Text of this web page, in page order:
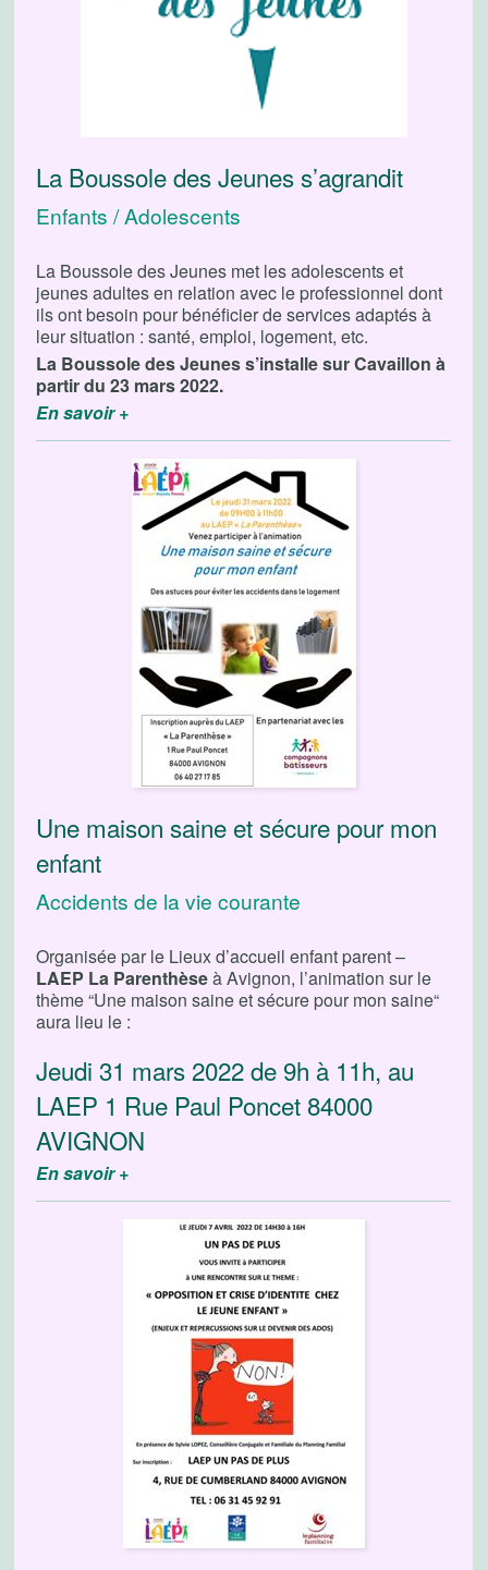
La Boussole des Jeunes s’agrandit
Enfants / Adolescents
La Boussole des Jeunes met les adolescents et
jeunes adultes en relation avec le professionnel dont
ils ont besoin pour bénéficier de services adaptés à
leur situation : santé, emploi, logement, etc.
La Boussole des Jeunes s’installe sur Cavaillon à
partir du 23 mars 2022.
En savoir +
Une maison saine et sécure pour mon
enfant
Accidents de la vie courante
Organisée par le Lieux d’accueil enfant parent –
LAEP La Parenthèseà Avignon, l’animation sur le
thème “Une maison saine et sécure pour mon saine“
aura lieu le :
Jeudi 31 mars 2022 de 9h à 11h, au
LAEP 1 Rue Paul Poncet 84000
AVIGNON
En savoir +